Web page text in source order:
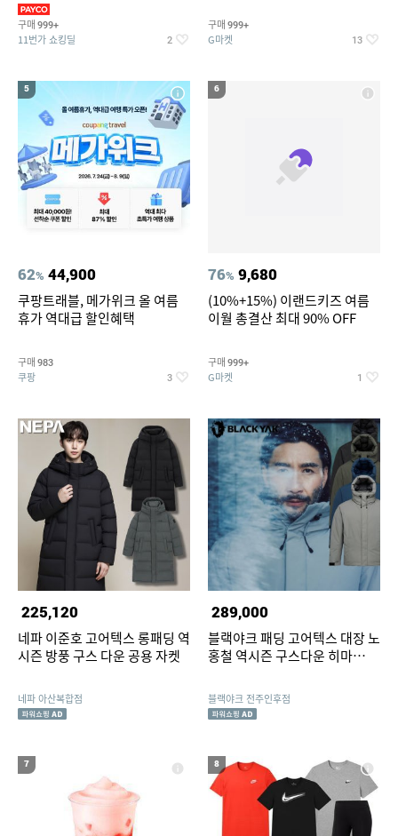
구매 999+
11번가 쇼킹딜 2
건 외 ~74%OFF
구매 999+
G마켓 13
5
62% 44,900
쿠팡트래블, 메가위크 올 여름
휴가 역대급 할인혜택
구매 983
쿠팡 3
6
76% 9,680
(10%+15%) 이랜드키즈 여름
이월 총결산 최대 90% OFF
구매 999+
G마켓 1
225,120
네파 이준호 고어텍스 롱패딩 역
시즌 방풍 구스 다운 공용 자켓
네파 아산복합점
289,000
블랙야크 패딩 고어텍스 대장 노
홍철 역시즌 구스다운 히마
블랙야크 전주인후점
7 8